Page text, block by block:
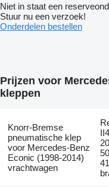
Niet in staat een
Stuur nu een verzoek!
Onderdelen bestellen
Prijzen voor
kleppen
Knorr-Bremse
pneumatische klep
voor Mercedes-Benz
Econic (1998-2014)
vrachtwagen